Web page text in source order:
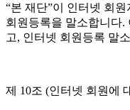
“본 재단”이 인터넷 회
회원등록을 말소합니다.
고, 인터넷 회원등록 말
제 10조 (인터넷 회원에